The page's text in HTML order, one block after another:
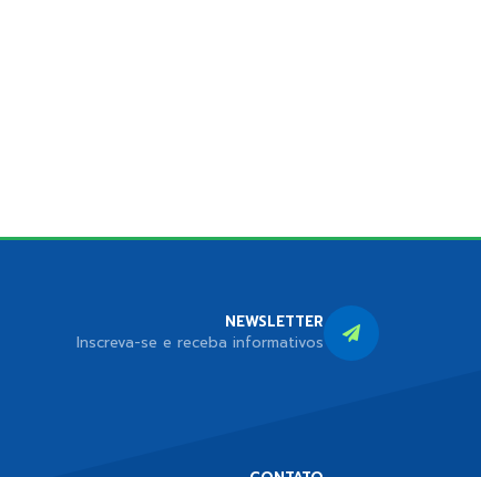
NEWSLETTER
Inscreva-se e receba informativos